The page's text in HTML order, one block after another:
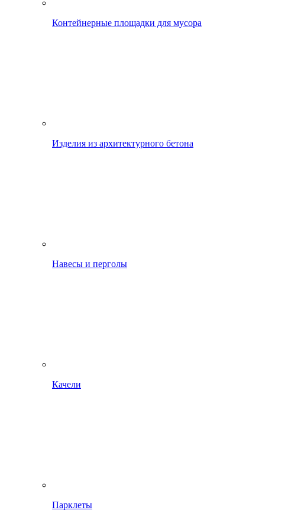
Контейнерные площадки для мусора
Изделия из архитектурного бетона
Навесы и перголы
Качели
Парклеты